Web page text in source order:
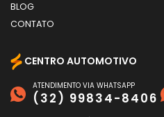
BLOG
CONTATO
CENTRO AUTOMOTIVO
ATENDIMENTO VIA WHATSAPP
(32) 99834-8406